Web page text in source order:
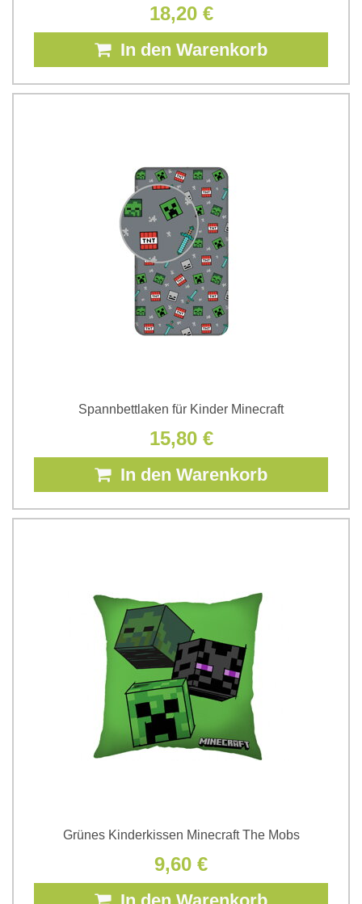
18,20 €
In den Warenkorb
Spannbettlaken für Kinder Minecraft
15,80 €
In den Warenkorb
Grünes Kinderkissen Minecraft The Mobs
9,60 €